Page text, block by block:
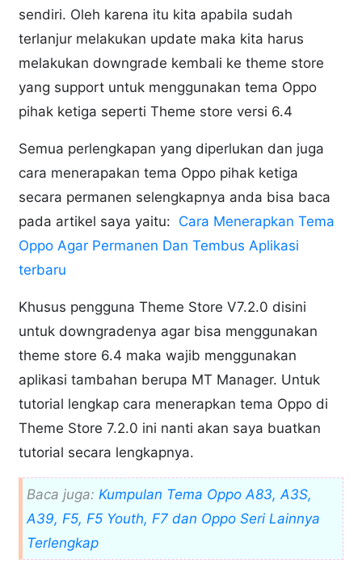
sendiri. Oleh karena itu kita apabila sudah
terlanjur melakukan update maka kita harus
melakukan downgrade kembali ke theme store
yang support untuk menggunakan tema Oppo
pihak ketiga seperti Theme store versi 6.4
Semua perlengkapan yang diperlukan dan juga
cara menerapakan tema Oppo pihak ketiga
secara permanen selengkapnya anda bisa baca
pada artikel saya yaitu: Cara Menerapkan Tema
Oppo Agar Permanen Dan Tembus Aplikasi
terbaru
Khusus pengguna Theme Store V7.2.0 disini
untuk downgradenya agar bisa menggunakan
theme store 6.4 maka wajib menggunakan
aplikasi tambahan berupa MT Manager. Untuk
tutorial lengkap cara menerapkan tema Oppo di
Theme Store 7.2.0 ini nanti akan saya buatkan
tutorial secara lengkapnya.
Baca juga:Kumpulan Tema Oppo A83, A3S,
A39, F5, F5 Youth, F7 dan Oppo Seri Lainnya
Terlengkap